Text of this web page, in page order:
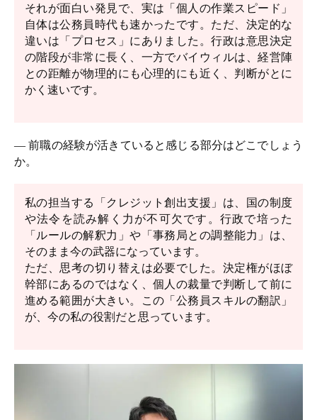
それが面白い発見で、実は「個人の作業スピード」
自体は公務員時代も速かったです。ただ、決定的な
違いは「プロセス」にありました。行政は意思決定
の階段が非常に長く、一方でバイウィルは、経営陣
との距離が物理的にも心理的にも近く、判断がとに
かく速いです。
― 前職の経験が活きていると感じる部分はどこでしょう
か。
私の担当する「クレジット創出支援」は、国の制度
や法令を読み解く力が不可欠です。行政で培った
「ルールの解釈力」や「事務局との調整能力」は、
そのまま今の武器になっています。
ただ、思考の切り替えは必要でした。決定権がほぼ
幹部にあるのではなく、個人の裁量で判断して前に
進める範囲が大きい。この「公務員スキルの翻訳」
が、今の私の役割だと思っています。